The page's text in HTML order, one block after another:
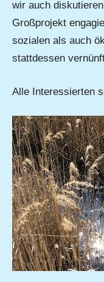
wir auch
Großprojekt
sozialen als auch
stattdessen
Alle Interessierten